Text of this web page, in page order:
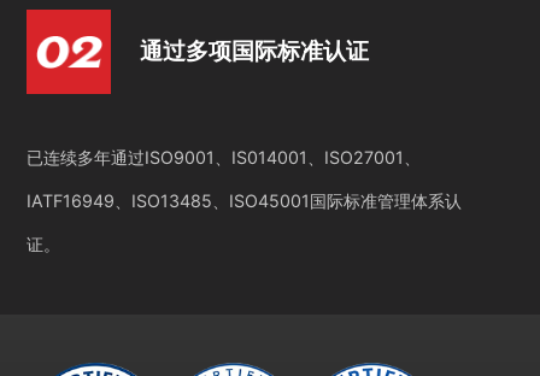
通过多项国际标准认证
已连续多年通过ISO9001、IS014001、ISO27001、
IATF16949、ISO13485、ISO45001国际标准管理体系认
证。